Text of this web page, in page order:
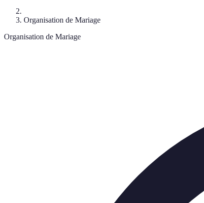
Organisation de Mariage
Organisation de Mariage